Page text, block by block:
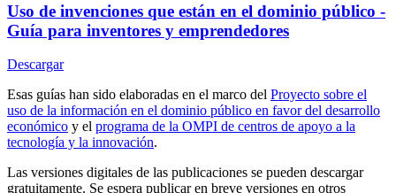
Uso de invenciones que están en el dominio público -
Guía para inventores y emprendedores
Descargar
Esas guías han sido elaboradas en el marco del Proyecto sobre el
uso de la información en el dominio público en favor del desarrollo
económico y el programa de la OMPI de centros de apoyo a la
tecnología y la innovación.
Las versiones digitales de las publicaciones se pueden descargar
gratuitamente. Se espera publicar en breve versiones en otros